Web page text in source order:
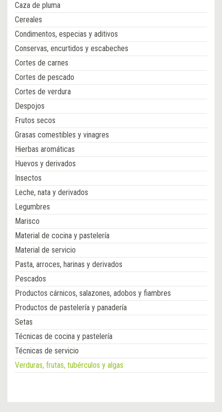
Caza de pluma
Cereales
Condimentos, especias y aditivos
Conservas, encurtidos y escabeches
Cortes de carnes
Cortes de pescado
Cortes de verdura
Despojos
Frutos secos
Grasas comestibles y vinagres
Hierbas aromáticas
Huevos y derivados
Insectos
Leche, nata y derivados
Legumbres
Marisco
Material de cocina y pastelería
Material de servicio
Pasta, arroces, harinas y derivados
Pescados
Productos cárnicos, salazones, adobos y fiambres
Productos de pastelería y panadería
Setas
Técnicas de cocina y pastelería
Técnicas de servicio
Verduras, frutas, tubérculos y algas